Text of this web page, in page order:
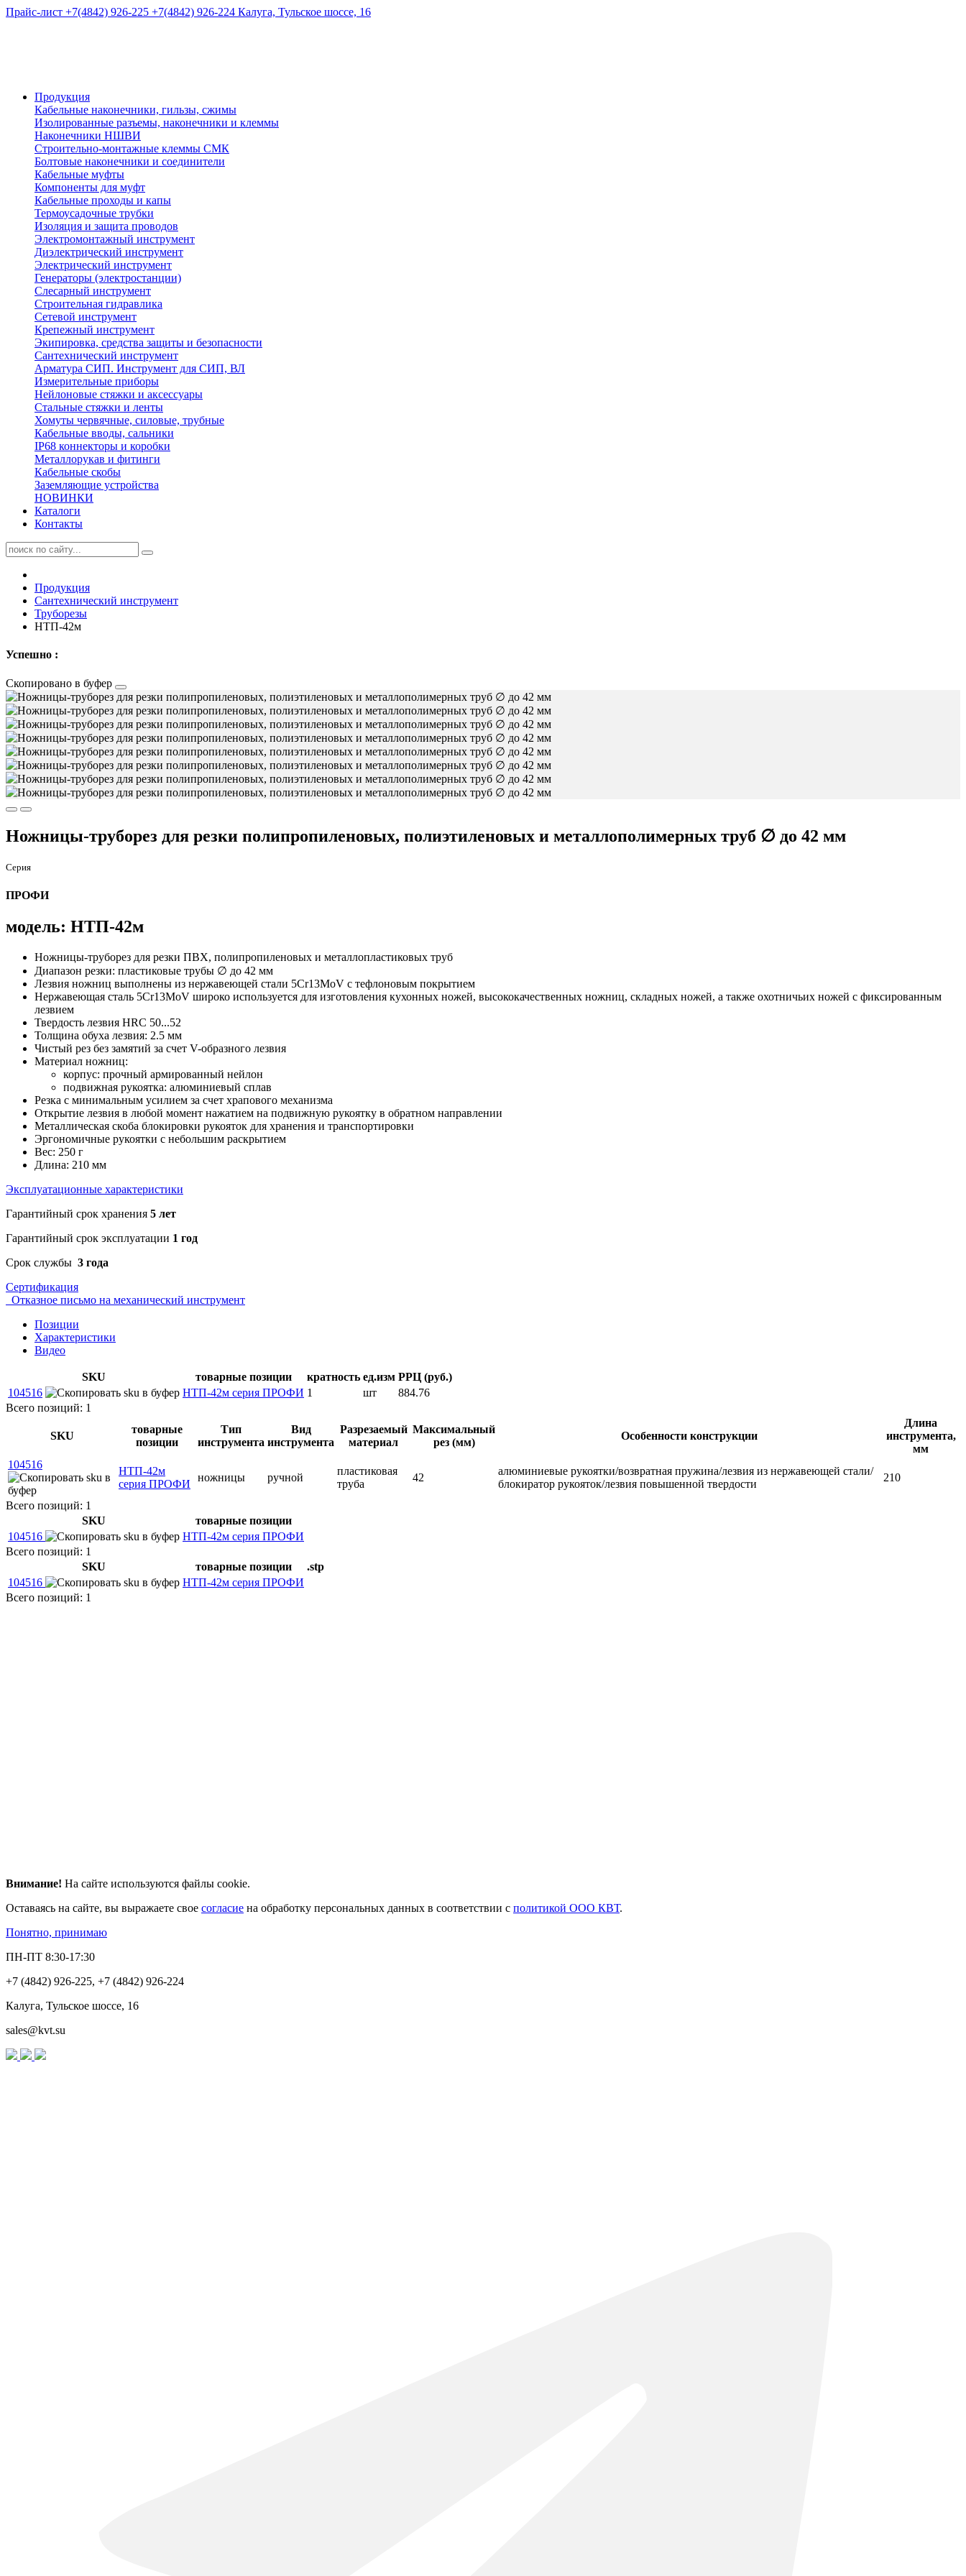
Прайс-лист +7(4842) 926-225 +7(4842) 926-224 Калуга, Тульское шоссе, 16
Продукция
Кабельные наконечники, гильзы, сжимы
Изолированные разъемы, наконечники и клеммы
Наконечники НШВИ
Строительно-монтажные клеммы СМК
Болтовые наконечники и соединители
Кабельные муфты
Компоненты для муфт
Кабельные проходы и капы
Термоусадочные трубки
Изоляция и защита проводов
Электромонтажный инструмент
Диэлектрический инструмент
Электрический инструмент
Генераторы (электростанции)
Слесарный инструмент
Строительная гидравлика
Сетевой инструмент
Крепежный инструмент
Экипировка, средства защиты и безопасности
Сантехнический инструмент
Арматура СИП. Инструмент для СИП, ВЛ
Измерительные приборы
Нейлоновые стяжки и аксессуары
Стальные стяжки и ленты
Хомуты червячные, силовые, трубные
Кабельные вводы, сальники
IP68 коннекторы и коробки
Металлорукав и фитинги
Кабельные скобы
Заземляющие устройства
НОВИНКИ
Каталоги
Контакты
Продукция
Сантехнический инструмент
Труборезы
НТП-42м
Успешно :
Скопировано в буфер
Ножницы-труборез для резки полипропиленовых, полиэтиленовых и металлополимерных труб ∅ до 42 мм
Серия
ПРОФИ
модель: НТП-42м
Ножницы-труборез для резки ПВХ, полипропиленовых и металлопластиковых труб
Диапазон резки: пластиковые трубы ∅ до 42 мм
Лезвия ножниц выполнены из нержавеющей стали 5Cr13MoV с тефлоновым покрытием
Нержавеющая сталь 5Cr13MoV широко используется для изготовления кухонных ножей, высококачественных ножниц, складных ножей, а также охотничьих ножей с фиксированным
лезвием
Твердость лезвия HRC 50...52
Толщина обуха лезвия: 2.5 мм
Чистый рез без замятий за счет V-образного лезвия
Материал ножниц:
корпус: прочный армированный нейлон
подвижная рукоятка: алюминиевый сплав
Резка с минимальным усилием за счет храпового механизма
Открытие лезвия в любой момент нажатием на подвижную рукоятку в обратном направлении
Металлическая скоба блокировки рукояток для хранения и транспортировки
Эргономичные рукоятки с небольшим раскрытием
Вес: 250 г
Длина: 210 мм
Эксплуатационные характеристики
Гарантийный срок хранения 5 лет
Гарантийный срок эксплуатации 1 год
Срок службы 3 года
Сертификация
Отказное письмо на механический инструмент
Позиции
Характеристики
Видео
SKU товарные позиции кратность ед.изм РРЦ (руб.)
104516
НТП-42м серия ПРОФИ 1 шт
884.76
Всего позиций: 1
SKU
товарные
позиции
Тип
инструмента
Вид
инструмента
Разрезаемый
материал
Максимальный
рез (мм)
Особенности конструкции
Длина
инструмента,
мм
104516
НТП-42м
серия ПРОФИ
ножницы ручной
пластиковая
труба
42
алюминиевые рукоятки/возвратная пружина/лезвия из нержавеющей стали/
блокиратор рукояток/лезвия повышенной твердости
210
Всего позиций: 1
SKU
товарные позиции
104516
НТП-42м серия ПРОФИ
Всего позиций: 1
SKU
товарные позиции
.stp
104516
НТП-42м серия ПРОФИ
Всего позиций: 1
Внимание! На сайте используются файлы cookie.
Оставаясь на сайте, вы выражаете свое согласие на обработку персональных данных в соответствии с политикой ООО КВТ.
Понятно, принимаю
ПН-ПТ 8:30-17:30
+7 (4842) 926-225, +7 (4842) 926-224
Калуга, Тульское шоссе, 16
sales@kvt.su